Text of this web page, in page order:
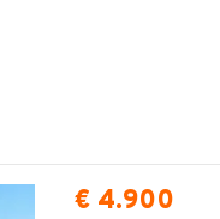
€ 4.900